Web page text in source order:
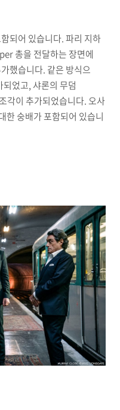
되어 있습니다. 파리 지하
총을 전달하는 장면에
했습니다. 같은 방식으
었고, 샤론의 무덤
각이 추가되었습니다. 오사
숭배가 포함되어 있습니